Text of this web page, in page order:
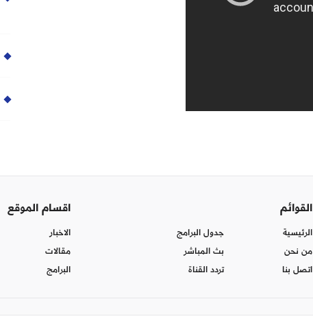
القوائم
الرئيسية
من نحن
اتصل بنا
جدول البرامج
بث المباشر
تردد القناة
اقسام الموقع
الاخبار
مقالات
البرامج